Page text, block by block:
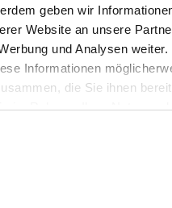
geben wir
Website an unsere
und Analysen weiter.
Informationen
die Sie ihnen
im Rahmen Ihrer Nutzung
unsere Webseite weiterhin
Main
Roden e.V.